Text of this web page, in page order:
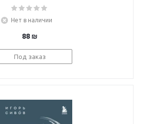
турникета. Счастье
возможностей
Нет в наличии
88 ₪
Под заказ